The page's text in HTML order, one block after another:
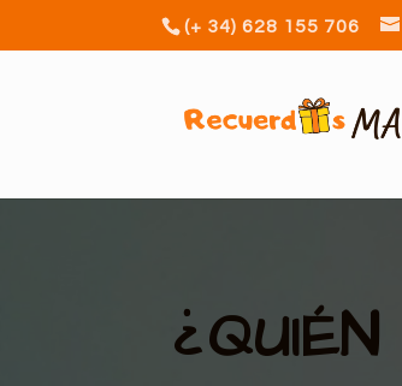
(+ 34) 628 155 706